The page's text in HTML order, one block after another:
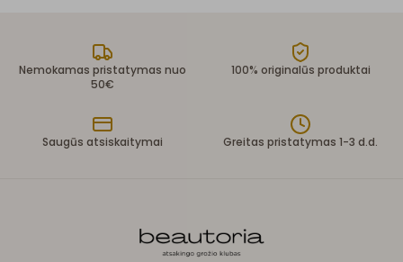
Nemokamas pristatymas nuo
50€
100% originalūs produktai
Saugūs atsiskaitymai Greitas pristatymas 1-3 d.d.